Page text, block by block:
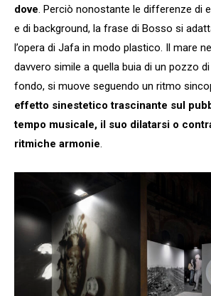
dove. Perciò nonostante le differenze di
e di background, la frase di Bosso si
l’opera di Jafa in modo plastico. Il mare
davvero simile a quella buia di un pozzo
fondo, si muove seguendo un ritmo
effetto sinestetico trascinante sul
tempo musicale, il suo dilatarsi o
ritmiche armonie.